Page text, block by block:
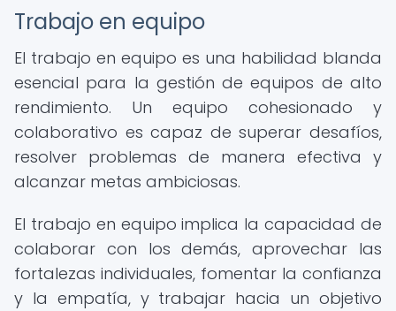
Trabajo en equipo
El trabajo en equipo es una habilidad blanda
esencial para la gestión de equipos de alto
rendimiento. Un equipo cohesionado y
colaborativo es capaz de superar desafíos,
resolver problemas de manera efectiva y
alcanzar metas ambiciosas.
El trabajo en equipo implica la capacidad de
colaborar con los demás, aprovechar las
fortalezas individuales, fomentar la confianza
y la empatía, y trabajar hacia un objetivo